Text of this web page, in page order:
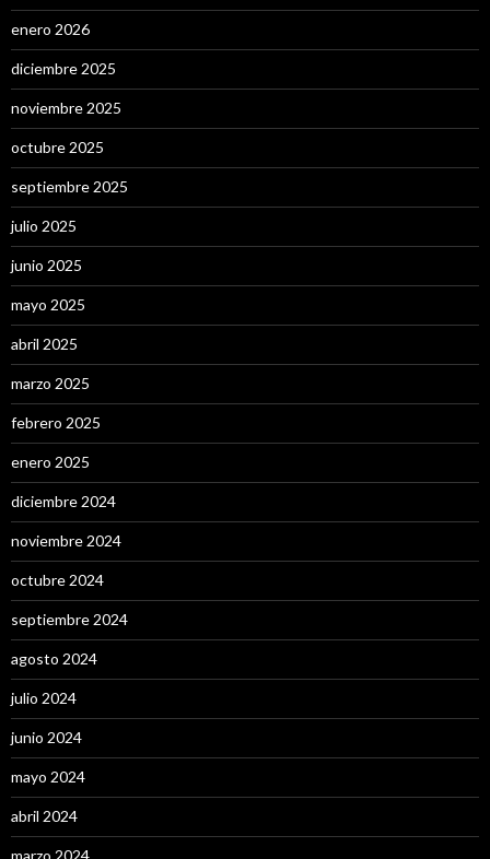
enero 2026
diciembre 2025
noviembre 2025
octubre 2025
septiembre 2025
julio 2025
junio 2025
mayo 2025
abril 2025
marzo 2025
febrero 2025
enero 2025
diciembre 2024
noviembre 2024
octubre 2024
septiembre 2024
agosto 2024
julio 2024
junio 2024
mayo 2024
abril 2024
marzo 2024